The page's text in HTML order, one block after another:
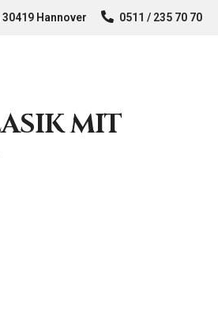
Hannover 0511 / 235 70 70
MIT